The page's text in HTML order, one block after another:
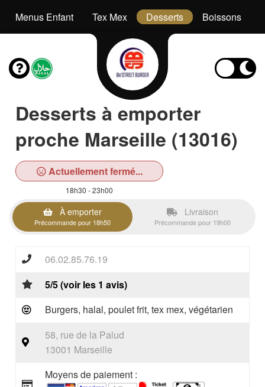
Menus Enfant Tex Mex Desserts Boissons
Desserts à emporter
proche Marseille (13016)
Actuellement fermé...
18h30 - 23h00
À emporter
Précommande pour 18h50
Livraison
Précommande pour 19h00
06.02.85.76.19
5/5 (voir les 1 avis)
Burgers, halal, poulet frit, tex mex, végétarien
58, rue de la Palud
13001 Marseille
Moyens de paiement :